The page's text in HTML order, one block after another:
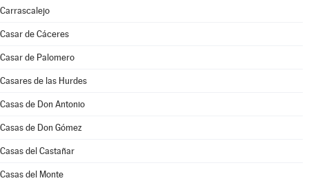
Carrascalejo
Casar de Cáceres
Casar de Palomero
Casares de las Hurdes
Casas de Don Antonio
Casas de Don Gómez
Casas del Castañar
Casas del Monte